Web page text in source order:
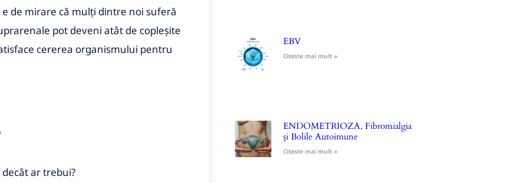
de mirare că mulți dintre noi suferă
pot deveni atât de copleșite
cererea organismului pentru
ar trebui?
EBV
Citeste mai mult »
ENDOMETRIOZA, Fibromialgia
și Bolile Autoimune
Citeste mai mult »